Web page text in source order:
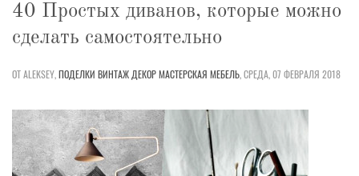
40 Простых диванов, которые можно
сделать самостоятельно
ОТ ALEKSEY,ПОДЕЛКИ ВИНТАЖ ДЕКОРМАСТЕРСКАЯ МЕБЕЛЬ,СРЕДА, 07 ФЕВРАЛЯ 2018